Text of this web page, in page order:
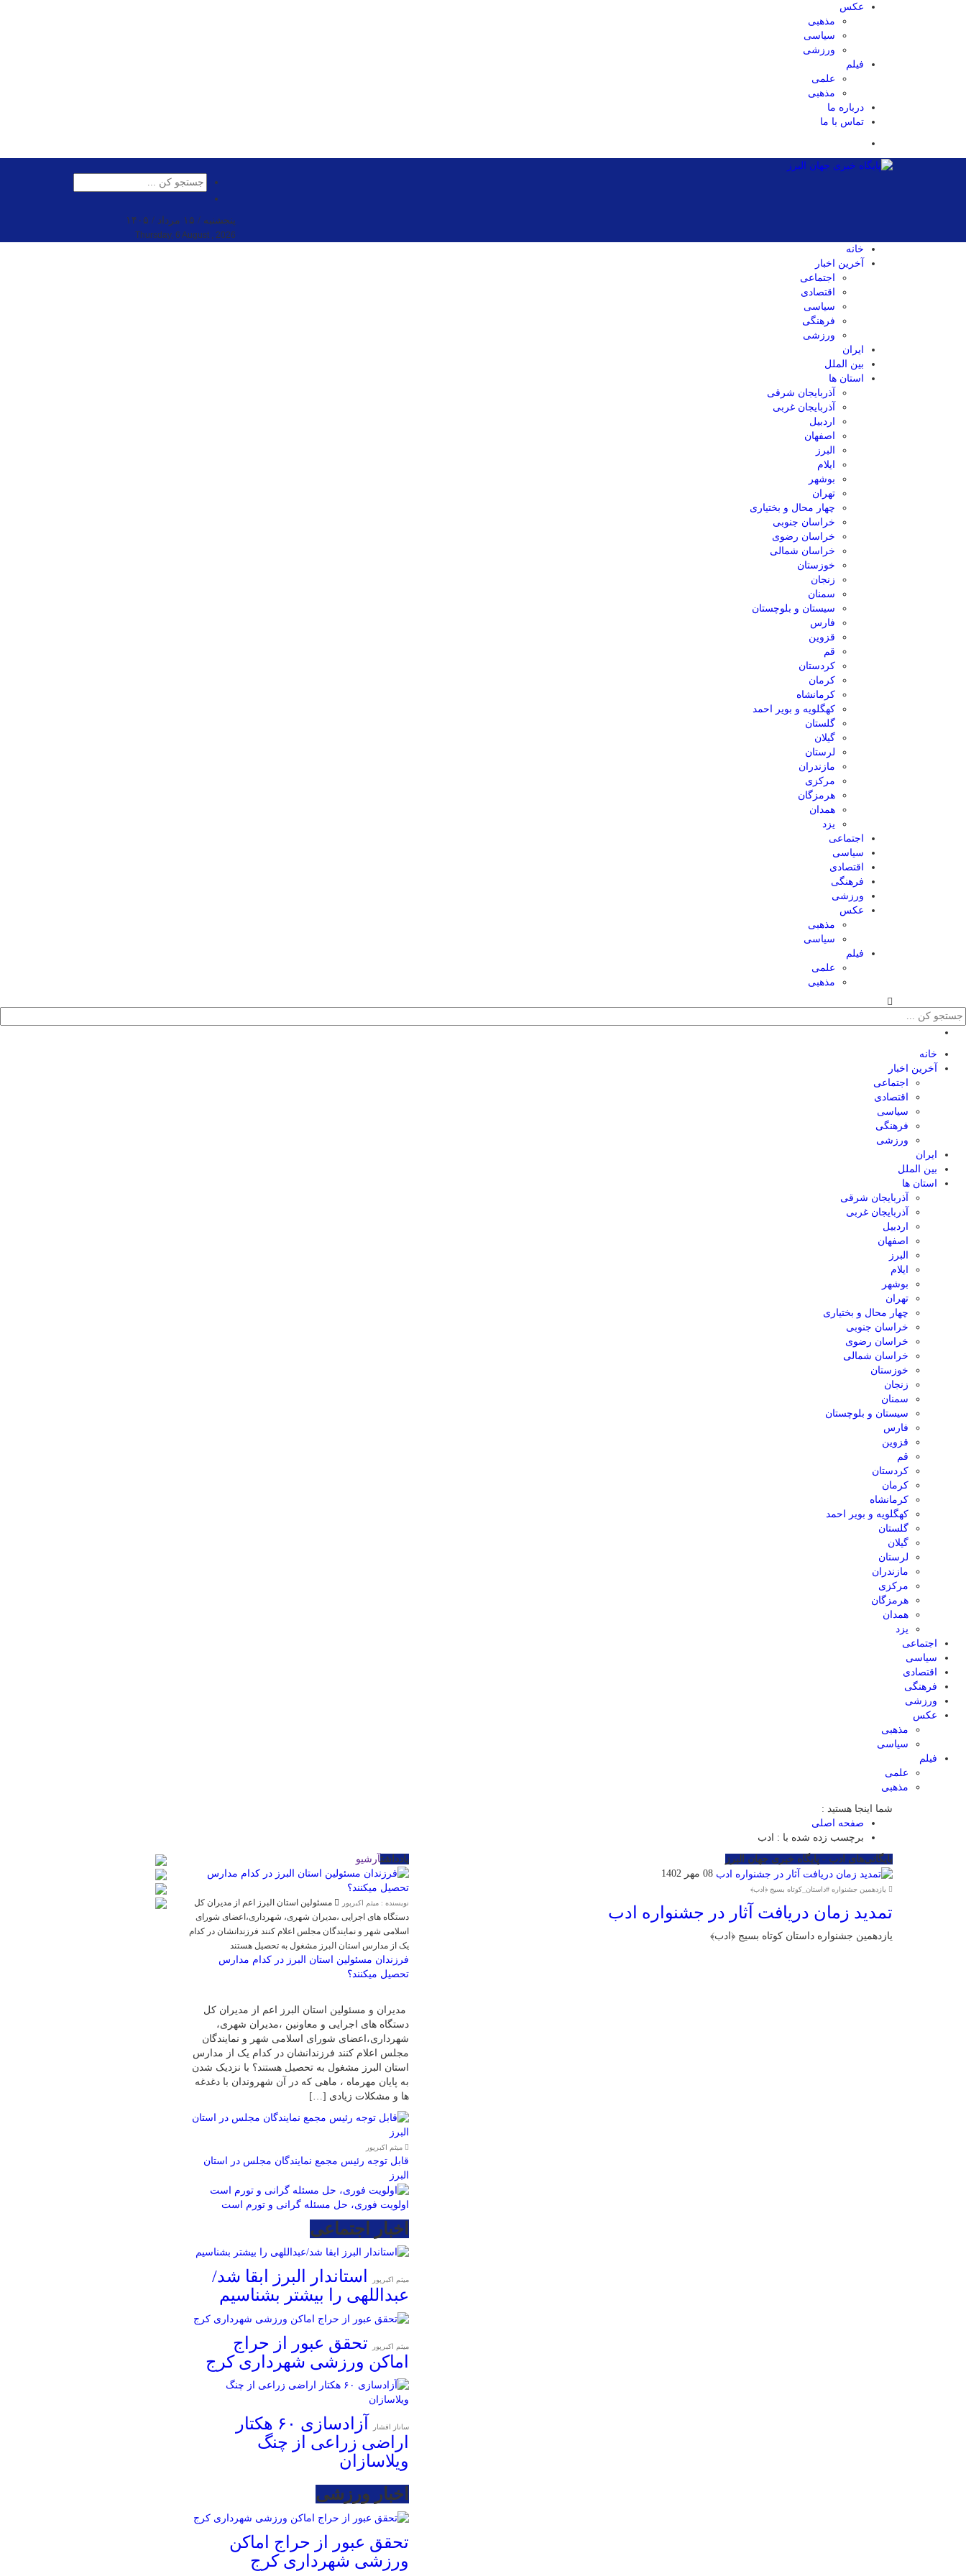
عکس
مذهبی
سیاسی
ورزشی
فیلم
علمی
مذهبی
درباره ما
تماس با ما
پنجشنبه / ۱۵ مرداد / ۱۴۰۵
Thursday, 6 August , 2026
خانه
آخرین اخبار
اجتماعی
اقتصادی
سیاسی
فرهنگی
ورزشی
ایران
بین الملل
استان ها
آذربایجان شرقی
آذربایجان غربی
اردبیل
اصفهان
البرز
ایلام
بوشهر
تهران
چهار محال و بختیاری
خراسان جنوبی
خراسان رضوی
خراسان شمالی
خوزستان
زنجان
سمنان
سیستان و بلوچستان
فارس
قزوین
قم
کردستان
کرمان
کرمانشاه
کهگلویه و بویر احمد
گلستان
گیلان
لرستان
مازندران
مرکزی
هرمزگان
همدان
یزد
اجتماعی
سیاسی
اقتصادی
فرهنگی
ورزشی
عکس
مذهبی
سیاسی
فیلم
علمی
مذهبی
خانه
آخرین اخبار
اجتماعی
اقتصادی
سیاسی
فرهنگی
ورزشی
ایران
بین الملل
استان ها
آذربایجان شرقی
آذربایجان غربی
اردبیل
اصفهان
البرز
ایلام
بوشهر
تهران
چهار محال و بختیاری
خراسان جنوبی
خراسان رضوی
خراسان شمالی
خوزستان
زنجان
سمنان
سیستان و بلوچستان
فارس
قزوین
قم
کردستان
کرمان
کرمانشاه
کهگلویه و بویر احمد
گلستان
گیلان
لرستان
مازندران
مرکزی
هرمزگان
همدان
یزد
اجتماعی
سیاسی
اقتصادی
فرهنگی
ورزشی
عکس
مذهبی
سیاسی
فیلم
علمی
مذهبی
شما اینجا هستید :
صفحه اصلی
برچسب زده شده با : ادب
بایگانی‌های ادب - پایگاه خبری جهان البرز
08 مهر 1402
یازدهمین جشنواره #داستان_کوتاه بسیج ﴿ادب﴾
تمدید زمان دریافت آثار در جشنواره ادب
یازدهمین جشنواره داستان کوتاه بسیج ﴿ادب﴾
یادداشتآرشیو
نویسنده : میثم اکبرپور
مسئولین استان البرز اعم از مدیران کل
دستگاه های اجرایی ،مدیران شهری، شهرداری،اعضای شورای
اسلامی شهر و نمایندگان مجلس اعلام کنند فرزندانشان در کدام
یک از مدارس استان البرز مشغول به تحصیل هستند
فرزندان مسئولین استان البرز در کدام مدارس
تحصیل میکنند؟
مدیران و مسئولین استان البرز اعم از مدیران کل
دستگاه های اجرایی و معاونین ،مدیران شهری،
شهرداری،اعضای شورای اسلامی شهر و نمایندگان
مجلس اعلام کنند فرزندانشان در کدام یک از مدارس
استان البرز مشغول به تحصیل هستند؟ با نزدیک شدن
به پایان مهرماه ، ماهی که در آن شهروندان با دغدغه
ها و مشکلات زیادی […]
میثم اکبرپور
قابل توجه رئیس مجمع نمایندگان مجلس در استان
البرز
اولویت فوری، حل مسئله گرانی و تورم است
اخبار اجتماعی
میثم اکبرپور
استاندار البرز ابقا شد/
عبداللهی را بیشتر بشناسیم
میثم اکبرپور
تحقق عبور از حراج
اماکن ورزشی شهرداری کرج
ساناز افشار
آزادسازی ۶۰ هکتار
اراضی زراعی از چنگ
ویلاسازان
اخبار ورزشی
تحقق عبور از حراج اماکن
ورزشی شهرداری کرج